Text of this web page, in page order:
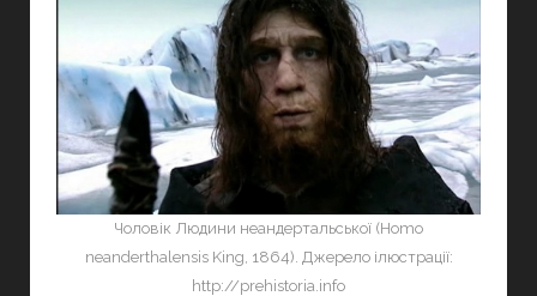
Чоловік Людини неандертальської (Homo
neanderthalensis King, 1864). Джерело ілюстрації:
http://prehistoria.info